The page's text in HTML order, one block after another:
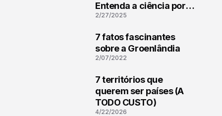
Entenda a ciência por
trás
2/27/2025
7 fatos fascinantes
sobre a Groenlândia
2/07/2022
7 territórios que
querem ser países (A
TODO CUSTO)
4/22/2026